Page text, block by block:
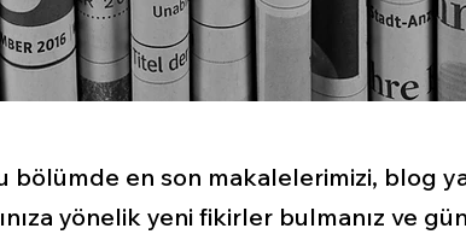
bölümde en son makalelerimizi, blog
yönelik yeni fikirler bulmanız ve